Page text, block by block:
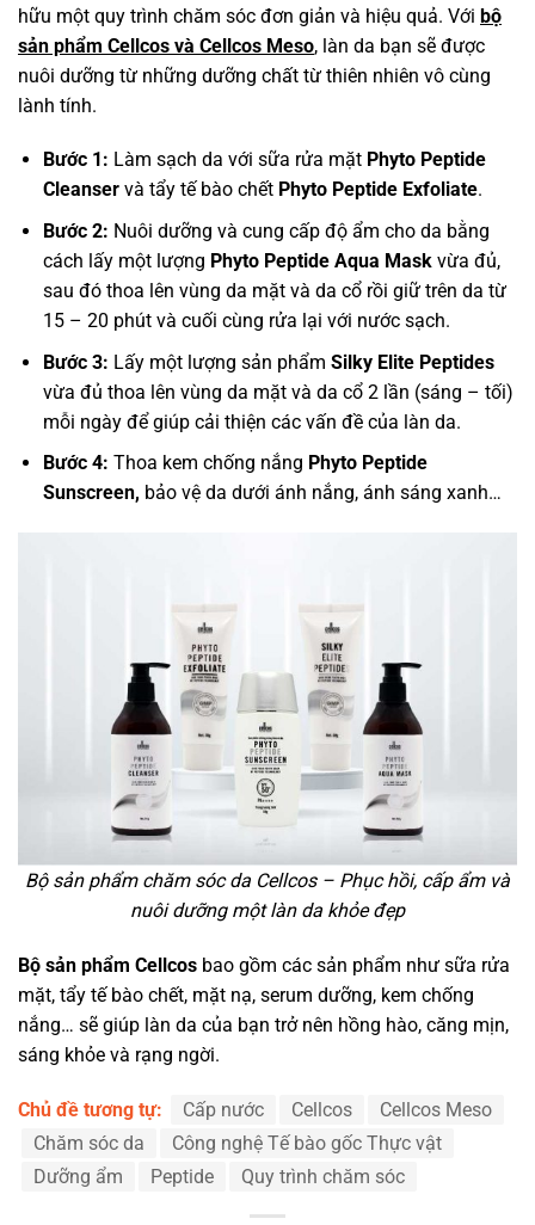
hữu một quy trình chăm sóc đơn giản và hiệu quả. Với bộ
sản phẩm Cellcos và Cellcos Meso, làn da bạn sẽ được
nuôi dưỡng từ những dưỡng chất từ thiên nhiên vô cùng
lành tính.
Bước 1: Làm sạch da với sữa rửa mặt Phyto Peptide
Cleanservà tẩy tế bào chết Phyto Peptide Exfoliate.
Bước 2: Nuôi dưỡng và cung cấp độ ẩm cho da bằng
cách lấy một lượng Phyto Peptide Aqua Maskvừa đủ,
sau đó thoa lên vùng da mặt và da cổ rồi giữ trên da từ
15 – 20 phút và cuối cùng rửa lại với nước sạch.
Bước 3: Lấy một lượng sản phẩm Silky Elite Peptides
vừa đủ thoa lên vùng da mặt và da cổ 2 lần (sáng – tối)
mỗi ngày để giúp cải thiện các vấn đề của làn da.
Bước 4: Thoa kem chống nắng Phyto Peptide
Sunscreen, bảo vệ da dưới ánh nắng, ánh sáng xanh…
Bộ sản phẩm chăm sóc da Cellcos – Phục hồi, cấp ẩm và
nuôi dưỡng một làn da khỏe đẹp
Bộ sản phẩm Cellcos bao gồm các sản phẩm như sữa rửa
mặt, tẩy tế bào chết, mặt nạ, serum dưỡng, kem chống
nắng… sẽ giúp làn da của bạn trở nên hồng hào, căng mịn,
sáng khỏe và rạng ngời.
Chủ đề tương tự: Cấp nước Cellcos
Cellcos Meso
Chăm sóc da
Công nghệ Tế bào gốc Thực vật
Dưỡng ẩm
Peptide Quy trình chăm sóc